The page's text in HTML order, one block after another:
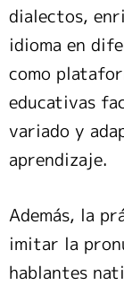
dialectos,
idioma en
como
educativas
variado y
aprendizaje.
Además, la
imitar la
hablantes